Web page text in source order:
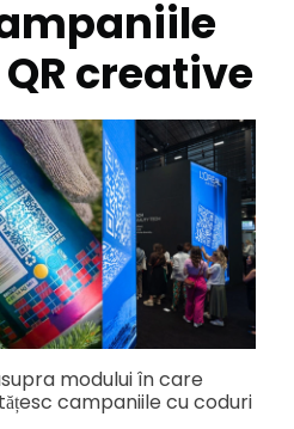
creative
modului în care
campaniile cu coduri